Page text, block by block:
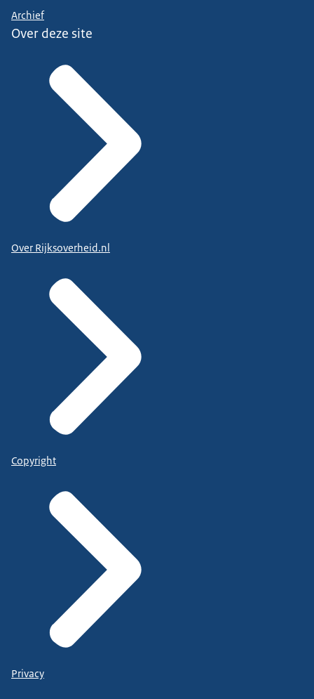
Archief
Over deze site
Over Rijksoverheid.nl
Copyright
Privacy